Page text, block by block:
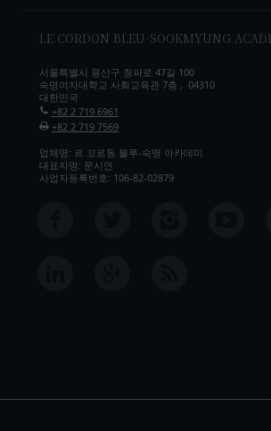
LE CORDON BLEU-SOOKMYUNG
서울특별시 용산구 청파로 47길 100
숙명여자대학교 사회교육관 7층 , 04310
대한민국
+82 2 719 6961
+82 2 719 7569
업체명: 르 꼬르동 블루-숙명 아카데미
대표자명: 문시연
사업자등록번호: 106-82-02879